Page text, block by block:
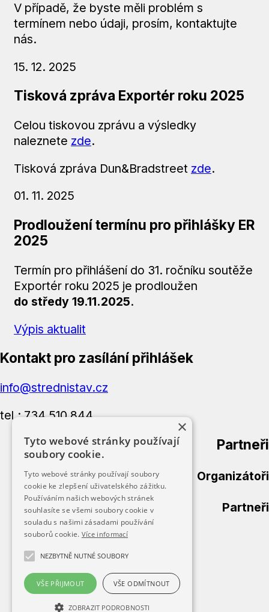
V případě, že byste měli problém s
termínem nebo údaji, prosím, kontaktujte
nás.
15. 12. 2025
Tisková zpráva Exportér roku 2025
Celou tiskovou zprávu a výsledky
naleznete zde.
Tisková zpráva Dun&Bradstreet zde.
01. 11. 2025
Prodloužení termínu pro přihlášky ER
2025
Termín pro přihlášení do 31. ročníku soutěže
Exportér roku 2025 je prodloužen
do středy 19.11.2025.
Výpis aktualit
Kontakt pro zasílání přihlášek
info@strednistav.cz
tel.: 734 510 844
Partneři
Organizátoři
Partneři
Úvod
Přihláška
Kategorie
Výsledky
Fotogalerie
×
Tyto webové stránky používají
soubory cookie.
Tyto webové stránky používají soubory
cookie ke zlepšení uživatelského zážitku.
Používáním našich webových stránek
souhlasíte se všemi soubory cookie v
souladu s našimi zásadami používání
souborů cookie. Více informací
NEZBYTNĚ NUTNÉ SOUBORY
VŠE PŘIJMOUT VŠE ODMÍTNOUT
ZOBRAZIT PODROBNOSTI